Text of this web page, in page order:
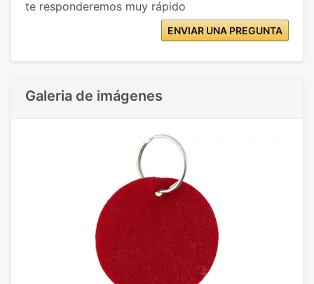
te responderemos muy rápido
ENVIAR UNA PREGUNTA
Galeria de imágenes